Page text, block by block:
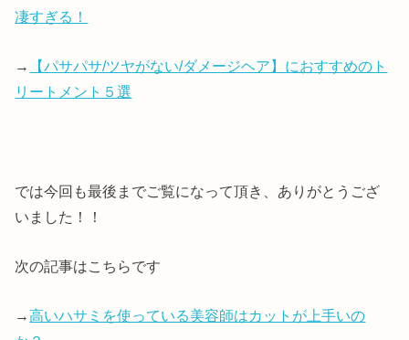
凄すぎる！
→
【パサパサ/ツヤがない/ダメージヘア】におすすめのト
リートメント５選
では今回も最後までご覧になって頂き、ありがとうござ
いました！！
次の記事はこちらです
→高いハサミを使っている美容師はカットが上手いの